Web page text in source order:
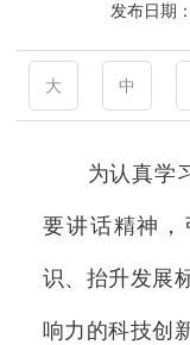
发布日期：
大 中
为认真学习
要讲话精神
识、抬升发展
响力的科技创